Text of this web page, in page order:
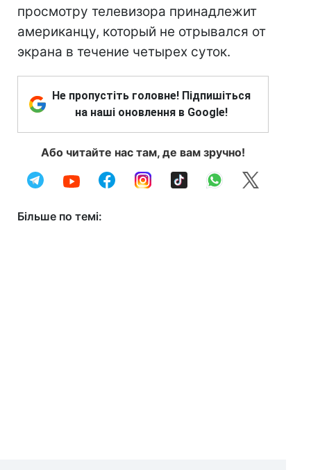
просмотру телевизора принадлежит
американцу, который не отрывался от
экрана в течение четырех суток.
Не пропустіть головне! Підпишіться
на наші оновлення в Google!
Або читайте нас там, де вам зручно!
Більше по темі: